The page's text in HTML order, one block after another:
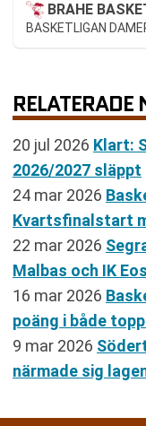
BRAHE
BASKETLIGAN
RELATERADE
20 jul 2026 Klart:
2026/2027 släppt
24 mar 2026
Kvartsfinalstart
22 mar 2026
Malbas och IK Eos
16 mar 2026
poäng i både
9 mar 2026
närmade sig